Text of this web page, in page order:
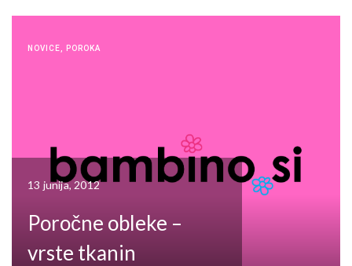
NOVICE POROKA
13 junija, 2012
Poročne obleke –
vrste tkanin